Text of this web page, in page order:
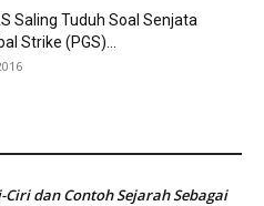
Saling Tuduh Soal Senjata
Strike (PGS)...
dan Contoh Sejarah Sebagai